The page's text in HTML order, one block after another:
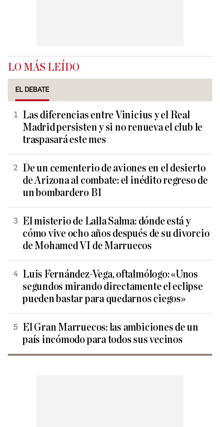
LO MÁS LEÍDO
EL DEBATE
Las diferencias entre Vinicius y el Real
Madrid persisten y si no renueva el club le
traspasará este mes
De un cementerio de aviones en el desierto
de Arizona al combate: el inédito regreso de
un bombardero B1
El misterio de Lalla Salma: dónde está y
cómo vive ocho años después de su divorcio
de Mohamed VI de Marruecos
Luis Fernández-Vega, oftalmólogo: «Unos
segundos mirando directamente el eclipse
pueden bastar para quedarnos ciegos»
El Gran Marruecos: las ambiciones de un
país incómodo para todos sus vecinos